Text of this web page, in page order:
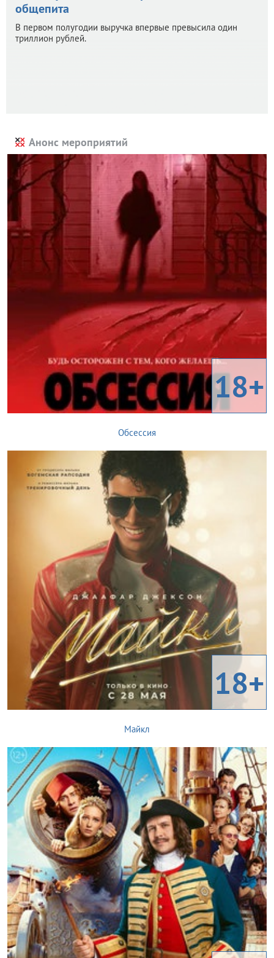
общепита
В первом полугодии выручка впервые превысила один
триллион рублей.
Анонс мероприятий
18+
Обсессия
18+
Майкл